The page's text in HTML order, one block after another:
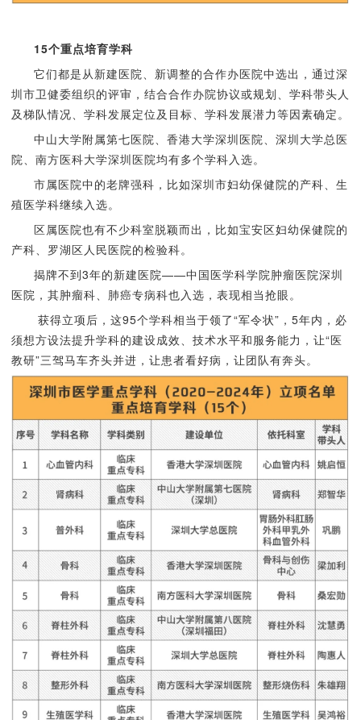
15个重点培育学科
它们都是从新建医院、新调整的合作办医院中选出，通过深
圳市卫健委组织的评审，结合合作办院协议或规划、学科带头人
及梯队情况、学科发展定位及目标、学科发展潜力等因素确定。
中山大学附属第七医院、香港大学深圳医院、深圳大学总医
院、南方医科大学深圳医院均有多个学科入选。
市属医院中的老牌强科，比如深圳市妇幼保健院的产科、生
殖医学科继续入选。
区属医院也有不少科室脱颖而出，比如宝安区妇幼保健院的
产科、罗湖区人民医院的检验科。
揭牌不到3年的新建医院——中国医学科学院肿瘤医院深圳
医院，其肿瘤科、肺癌专病科也入选，表现相当抢眼。
获得立项后，这95个学科相当于领了“军令状”，5年内，必
须想方设法提升学科的建设成效、技术水平和服务能力，让“医
教研”三驾马车齐头并进，让患者看好病，让团队有奔头。